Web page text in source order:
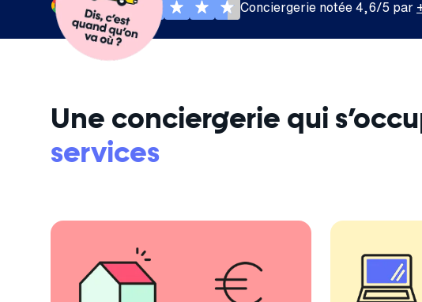
Conciergerie notée 4,6/5 par
Une conciergerie qui
services